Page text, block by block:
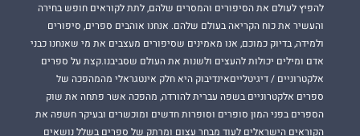
להפיץ לעולם את הסיפורים והמסרים שלהם, לתת לקוראים חופש בחירה
והעשיר את כוח הקריאה בעולם שלהם. אנחנו אוהבים ספרים, סיפורים
ולמידה, בדיוק כמוכם, אנו מאמינים שסיפורים מעצבים את מי שאנחנו כבני
אדם ומילים יכולות להעצים ולשנות את העולם שסביבנו.קצת על ספרים
אלקטרוניים / דיגיטלייםאינדיבוק היא חלק אינטגראלי מהמהפכה של
ספרים אלקטרוניים בשפה עברית להורדה, מהפכה אשר פתחה את שוק
הספרים בפני המון סופרים וסופרות חדשים ומוכשרים ובעיקר חשפה את
הקוראים הישראלים לעוד מבחר עצום ומרתק של ספרים בשלל נושאים